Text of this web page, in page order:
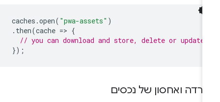
caches.open("pwa-assets"
.then(cache =
// you can download and store, delete or update
ואחסון של נכסים